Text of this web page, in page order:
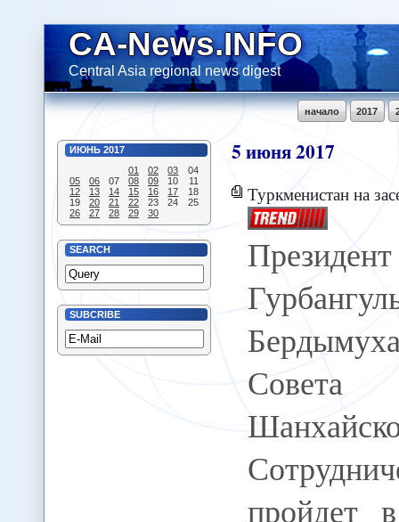
CA-News.INFO
Central Asia regional news digest
2017
начало
ИЮНЬ 2017
01
02 03
04
05
06 07 08 09 10
11
12
13 14 15 16 17
18
19
20 21 22 23 24
25
26
27 28 29 30
SEARCH
SUBCRIBE
5июня2017
Туркменистан на
Совета
пройдет